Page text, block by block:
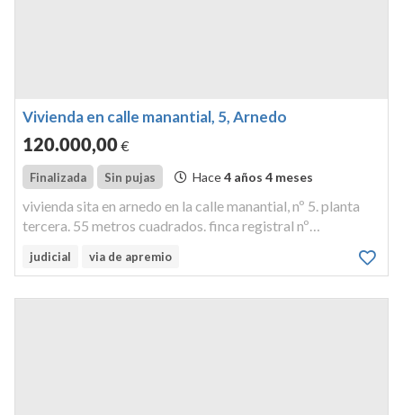
Vivienda en calle manantial, 5, Arnedo
120.000,00€
Finalizada Sin pujas Hace4 años 4 meses
vivienda sita en arnedo en la calle manantial, nº 5. planta
tercera. 55 metros cuadrados. finca registral nº
metros cuadrados sita en arnedo en calle manantial nº 5.
judicial via de apremio